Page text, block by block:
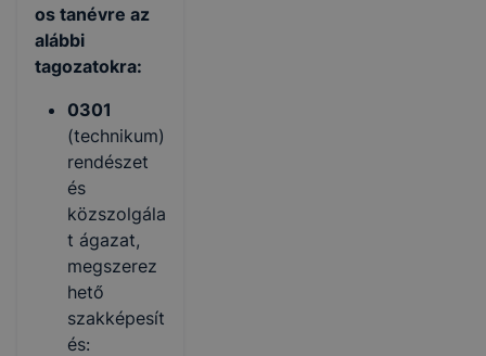
os tanévre az
alábbi
tagozatokra:
0301
(technikum)
rendészet
és
közszolgála
t ágazat,
megszerez
hető
szakképesít
és: